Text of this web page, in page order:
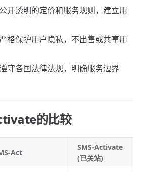
开透明的定价和服务规则，建立用
格保护用户隐私，不出售或共享用
守各国法律法规，明确服务边界
的比较
Act
SMS-Activate
(已关站)